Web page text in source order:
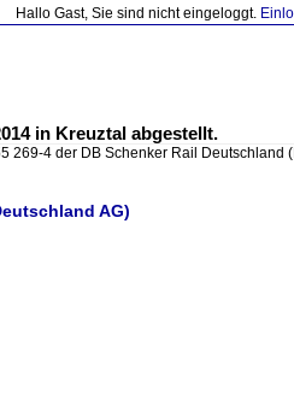
Hallo Gast, Sie sind nicht eingeloggt.
in Kreuztal abgestellt.
269-4 der DB Schenker Rail Deutschland
AG)